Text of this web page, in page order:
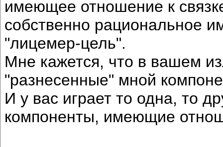
имеющее отношение к
собственно рациональное
"лицемер-цель".
Мне кажется, что в вашем
"разнесенные" мной
И у вас играет то одна, то
компоненты, имеющие